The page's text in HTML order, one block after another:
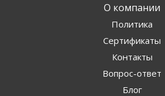
О компании
Политика
Сертификаты
Контакты
Вопрос-ответ
Блог